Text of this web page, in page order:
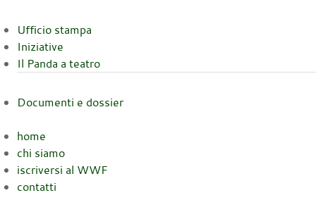
Ufficio stampa
Iniziative
Il Panda a teatro
Documenti e dossier
home
chi siamo
iscriversi al WWF
contatti